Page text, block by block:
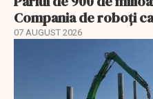
Compania de roboți
07 AUGUST 2026